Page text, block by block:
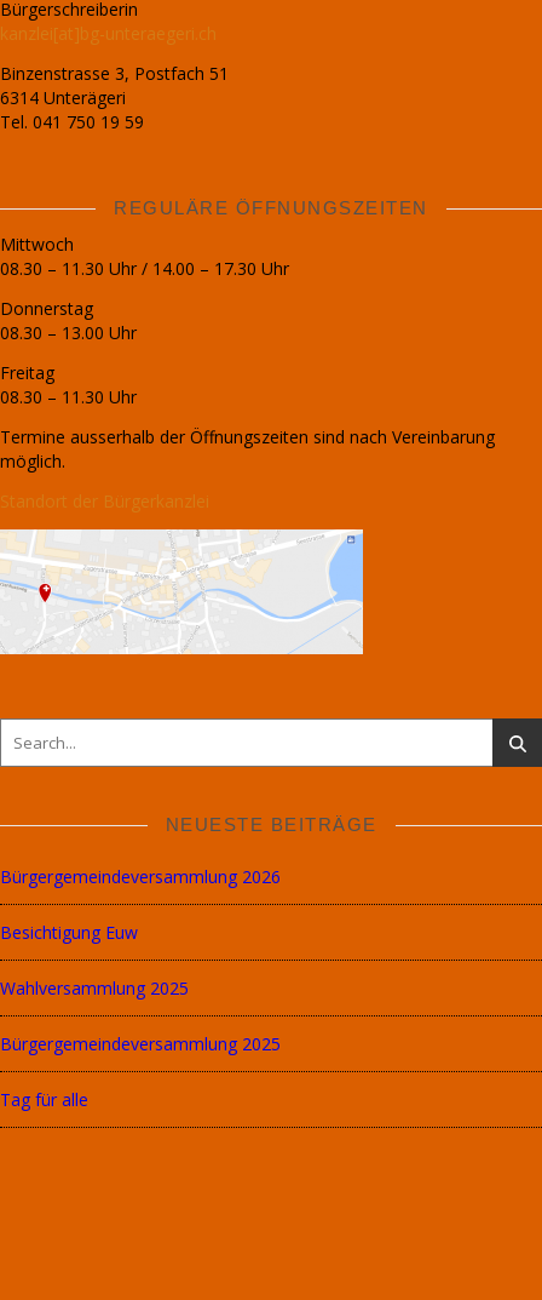
Bürgerschreiberin
kanzlei[at]bg-unteraegeri.ch
Binzenstrasse 3, Postfach 51
6314 Unterägeri
Tel. 041 750 19 59
REGULÄRE ÖFFNUNGSZEITEN
Mittwoch
08.30 – 11.30 Uhr / 14.00 – 17.30 Uhr
Donnerstag
08.30 – 13.00 Uhr
Freitag
08.30 – 11.30 Uhr
Termine ausserhalb der Öffnungszeiten sind nach Vereinbarung
möglich.
Standort der Bürgerkanzlei
NEUESTE BEITRÄGE
Bürgergemeindeversammlung 2026
Besichtigung Euw
Wahlversammlung 2025
Bürgergemeindeversammlung 2025
Tag für alle
Bürgergemeinde
Unterägeri
Redaktion
Unterägeri,
Gian Caprez
Realisierung, Design
Arthur Walker
Powered by
ÖFFNUNGSZEITEN
Mittwoch
08.30
–
11.30
Uhr
14.00
17.30
08.30
08.30
–
Uhr
Termine
Öffnungszeiten
sind
nach
telefonischer